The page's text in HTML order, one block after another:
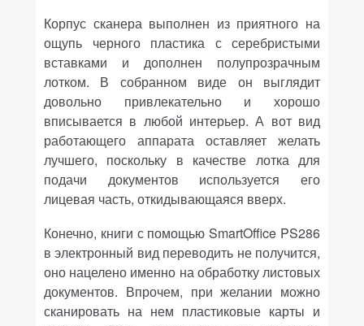
Корпус сканера выполнен из приятного на
ощупь черного пластика с серебристыми
вставками и дополнен полупрозрачным
лотком. В собранном виде он выглядит
довольно привлекательно и хорошо
вписывается в любой интерьер. А вот вид
работающего аппарата оставляет желать
лучшего, поскольку в качестве лотка для
подачи документов используется его
лицевая часть, откидывающаяся вверх.
Конечно, книги с помощьюSmartOffice PS286
в электронный вид переводить не получится,
оно нацелено именно на обработку листовых
документов. Впрочем, при желании можно
сканировать на нем пластиковые карты и